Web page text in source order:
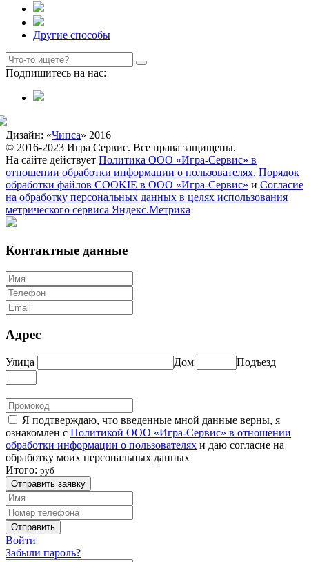
Другие способы
Подпишитесь на нас:
Дизайн: «Чипса» 2016
© 2016-2023 Игра Сервис. Все права защищены.
На сайте действует Политика ООО «Игра-Сервис» в
отношении обработки информации о пользователях, Порядок
обработки файлов COOKIE в ООО «Игра-Сервис» и Согласие
на обработку персональных данных в целях использования
метрического сервиса Яндекс.Метрика
Контактные данные
Адрес
Улица Дом Подъезд
Я подтверждаю, что введенные мной данные верны, я
ознакомлен с Политикой ООО «Игра-Сервис» в отношении
обработки информации о пользователях и даю согласие на
обработку моих персональных данных
Итого: руб
Отправить заявку
Отправить
Войти
Забыли пароль?